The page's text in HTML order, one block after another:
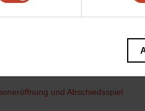
All-Star-Games F-Hain vs
und Abschiedsspiel